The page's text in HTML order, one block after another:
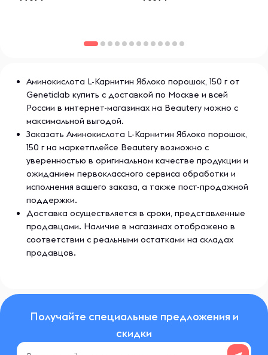
Аминокислота L-Карнитин Яблоко порошок, 150 г от
Geneticlab купить с доставкой по Москве и всей
России в интернет-магазинах на Beautery можно с
максимальной выгодой.
Заказать Аминокислота L-Карнитин Яблоко порошок,
150 г на маркетплейсе Beautery возможно с
уверенностью в оригинальном качестве продукции и
ожиданием первоклассного сервиса обработки и
исполнения вашего заказа, а также пост-продажной
поддержки.
Доставка осуществляется в сроки, представленные
продавцами. Наличие в магазинах отображено в
соответствии с реальными остатками на складах
продавцов.
Получайте специальные предложения и
скидки